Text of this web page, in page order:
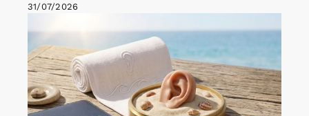
31/07/2026